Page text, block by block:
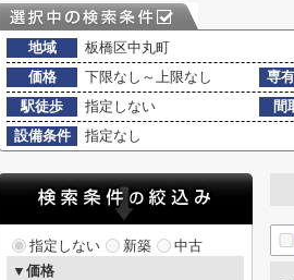
地域
板橋区中丸町
価格
下限なし～上限なし 専
駅徒歩
指定しない 間
設備条件
指定なし
指定しない 新築
中古
▼価格